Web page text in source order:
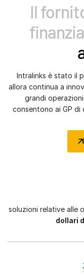
Il
Intralinks è stato il
allora continua a
grandi
consentono ai GP di
soluzioni relative alle
dollari